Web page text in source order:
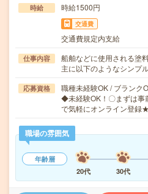
時給 時給1500円
交通費
交通費規定内支給
仕事内容
船舶などに使用される塗
主に以下のようなシンプ
応募資格
職種未経験OK / ブランク
◆未経験OK！〇まずは事
で気軽にオンライン登
職場の雰囲気
年齢層
20代
30代